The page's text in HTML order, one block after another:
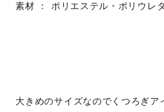
素材 ： ポリエステル・ポリウレ
大きめのサイズなのでくつろぎア